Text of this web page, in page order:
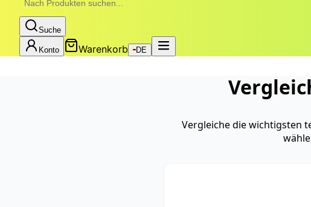
Suche
Konto Warenkorb DE
Vergleiche die wichtigsten